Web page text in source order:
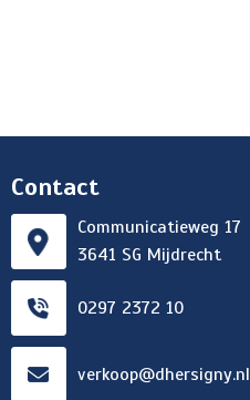
Contact
Communicatieweg 17
3641 SG Mijdrecht
0297 2372 10
verkoop@dhersigny.nl